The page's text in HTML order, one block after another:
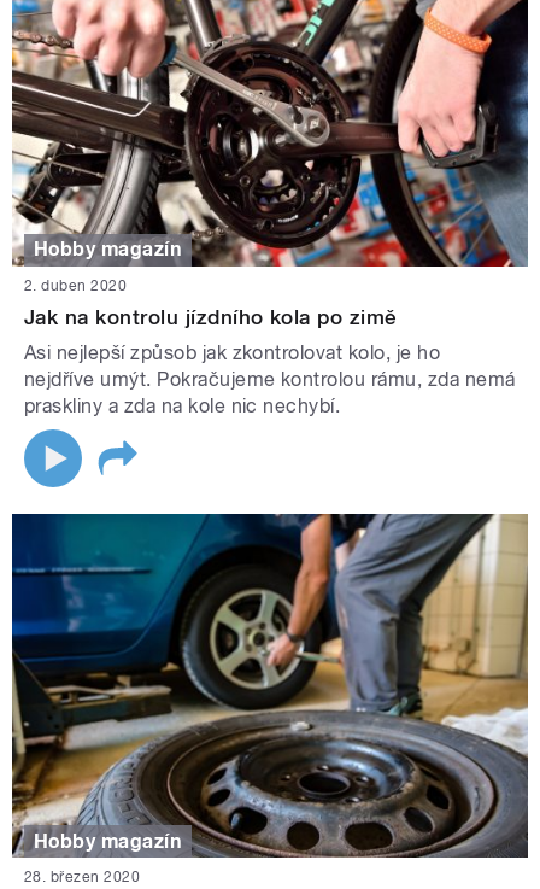
Hobby magazín
2. duben 2020
Jak na kontrolu jízdního kola po zimě
Asi nejlepší způsob jak zkontrolovat kolo, je ho
nejdříve umýt. Pokračujeme kontrolou rámu, zda nemá
praskliny a zda na kole nic nechybí.
Hobby magazín
28. březen 2020